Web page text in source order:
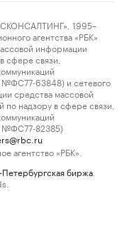
1995–
агентства «РБК»
информации
сфере связи,
63848) и сетевого
средства массовой
надзору в сфере связи,
№ФС77-82385)
агентство «РБК».
биржа